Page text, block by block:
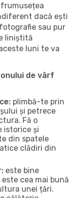
dacă ești
sau pur
liniștită
luni te va
de vârf
plimbă-te prin
și petrece
Fă o
istorice și
din spatele
clădiri din
este bine
cea mai bună
unei țări.